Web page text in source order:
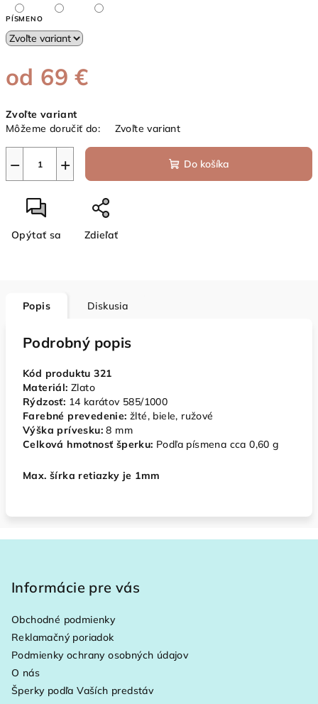
PÍSMENO
od 69 €
cena:
Zvoľte variant
Môžeme doručiť do:
Zvoľte variant
+
− Do košíka
Opýtať sa Zdieľať
Popis Diskusia
Podrobný popis
Kód produktu 321
Materiál: Zlato
Rýdzosť: 14 karátov 585/1000
Farebné prevedenie: žlté, biele, ružové
Výška prívesku:8 mm
Celková hmotnosť šperku: Podľa písmena cca 0,60 g
Max. šírka retiazky je 1mm
Informácie pre vás
Obchodné podmienky
Reklamačný poriadok
Podmienky ochrany osobných údajov
O nás
Šperky podľa Vaších predstáv